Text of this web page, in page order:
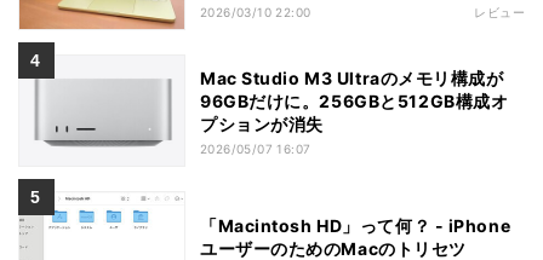
2026/03/10 22:00 レビュー
Mac Studio M3 Ultraのメモリ構成が
96GBだけに。256GBと512GB構成オ
プションが消失
2026/05/07 16:07
「Macintosh HD」って何？ - iPhone
ユーザーのためのMacのトリセツ